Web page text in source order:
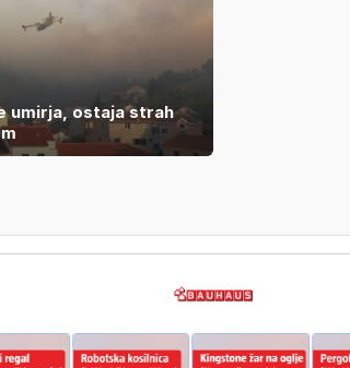
umirja, ostaja strah